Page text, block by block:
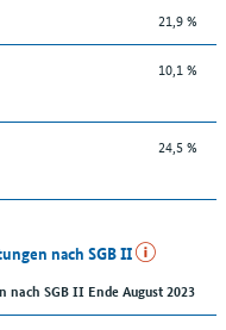
21,9 %
10,1 %
24,5 %
nach SGB II
SGB II Ende August 2023